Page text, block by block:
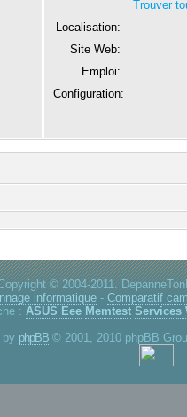
Trouver
Localisation:
Site Web:
Emploi:
Configuration:
© 2004-2011.
informatique -Comparatif
: ASUS Eee Memtest Services
by phpBB © 2001, 2010 phpBB